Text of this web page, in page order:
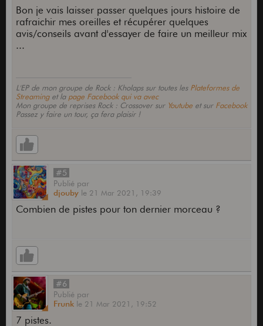
Bon je vais laisser passer quelques jours histoire de
rafraichir mes oreilles et récupérer quelques
avis/conseils avant d'essayer de faire un meilleur mix
...
L'EP de mon groupe de Rock : Kholaps sur toutes les Plateformes de
Streaminget la page Facebook qui va avec
Mon groupe de reprises Rock : Crossover sur Youtubeet sur Facebook
Passez y faire un tour, ça fera plaisir !
#5
Publié par
djouby le 21 Mar 2021, 19:39
Combien de pistes pour ton dernier morceau ?
#6
Publié par
Frunk le 21 Mar 2021, 19:52
7 pistes.